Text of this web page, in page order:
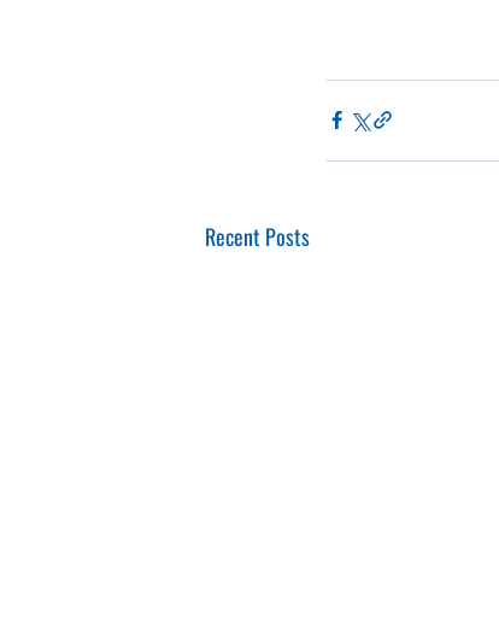
Recent Posts